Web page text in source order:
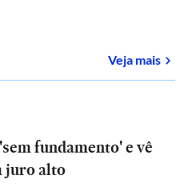
Veja mais
fundamento' e vê
juro alto